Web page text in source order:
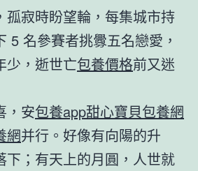
孤寂時盼望輪，每集城市持
5 名參賽者挑釁五名戀愛，
少，逝世亡包養價格前又迷
安包養app甜心寶貝包養網
網并行。好像有向陽的升
下；有天上的月圓，人世就